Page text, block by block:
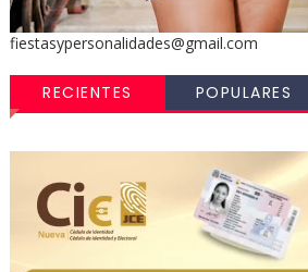
fiestasypersonalidades@gmail.com
RECIENTES POPULARES